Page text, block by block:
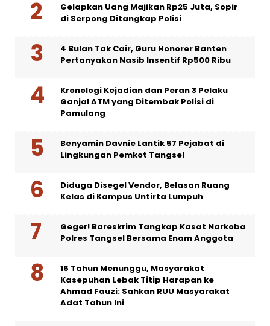
Gelapkan Uang Majikan Rp25 Juta, Sopir
di Serpong Ditangkap Polisi
4 Bulan Tak Cair, Guru Honorer Banten
Pertanyakan Nasib Insentif Rp500 Ribu
Kronologi Kejadian dan Peran 3 Pelaku
Ganjal ATM yang Ditembak Polisi di
Pamulang
Benyamin Davnie Lantik 57 Pejabat di
Lingkungan Pemkot Tangsel
Diduga Disegel Vendor, Belasan Ruang
Kelas di Kampus Untirta Lumpuh
Geger! Bareskrim Tangkap Kasat Narkoba
Polres Tangsel Bersama Enam Anggota
16 Tahun Menunggu, Masyarakat
Kasepuhan Lebak Titip Harapan ke
Ahmad Fauzi: Sahkan RUU Masyarakat
Adat Tahun Ini